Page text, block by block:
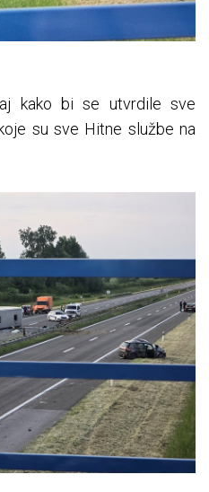
kako bi se utvrdile sve
su sve Hitne službe na